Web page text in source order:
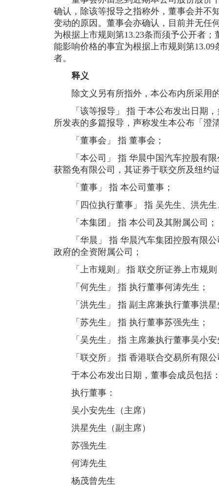
确认，除该等报导之指称外，董事会并不
变动的原因。董事会亦确认，目前并无任
为根据上市规则第13.23条而须予公开者
能影响价格的事宜为根据上市规则第
者。
释义
除文义另有所指外，本公布内所采用
「该等报导」 指 于本公布发出日期，
所发表的多篇报导，声称发生本公布「澄
「董事会」 指 董事会；
「本公司」 指 华晨中国汽车控股有限
获豁免有限公司，其证券于联交所及纽约
「董事」 指 本公司董事；
「四位执行董事」 指 吴先生、洪先生
「本集团」 指 本公司及其附属公司；
「华晨」 指 华晨汽车集团控股有限公
政府的全资附属公司；
「上市规则」 指 联交所证券上市规则
「何先生」 指 执行董事何涛先生；
「洪先生」 指 副主席兼执行董事洪星
「苏先生」 指 执行董事苏强先生；
「吴先生」 指 主席兼执行董事吴小安
「联交所」 指 香港联合交易所有限公
于本公布发出日期，董事会成员包括
执行董事：
吴小安先生（主席）
洪星先生（副主席）
苏强先生
何涛先生
杨茂曾先生